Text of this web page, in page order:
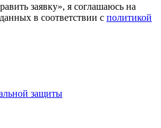
заявку», я соглашаюсь на
в соответствии с политикой
защиты